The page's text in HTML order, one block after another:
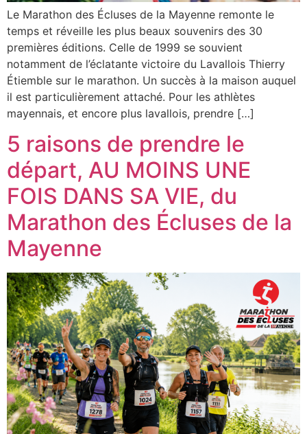
Le Marathon des Écluses de la Mayenne remonte le
temps et réveille les plus beaux souvenirs des 30
premières éditions. Celle de 1999 se souvient
notamment de l’éclatante victoire du Lavallois Thierry
Étiemble sur le marathon. Un succès à la maison auquel
il est particulièrement attaché. Pour les athlètes
mayennais, et encore plus lavallois, prendre […]
5 raisons de prendre le
départ, AU MOINS UNE
FOIS DANS SA VIE, du
Marathon des Écluses de la
Mayenne